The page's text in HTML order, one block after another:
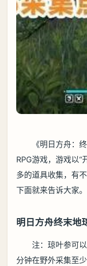
《明日方舟：
RPG游戏，游戏以“
多的道具收集，有
下面就来告诉大家。
明日方舟终末地
注：琼叶参可
分钟在野外采集至